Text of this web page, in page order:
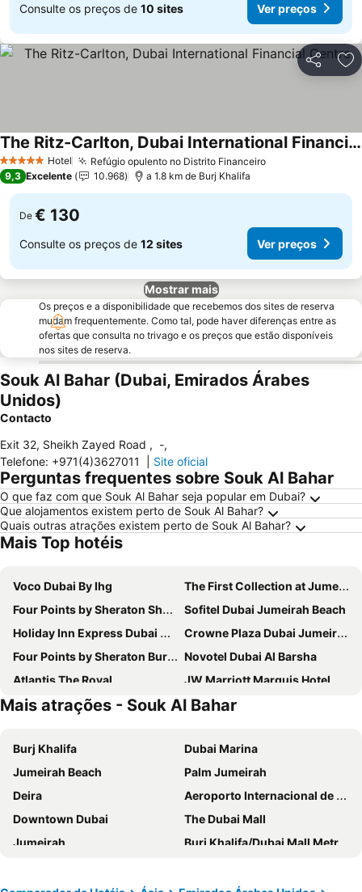
Consulte os preços de 10 sites Ver preços
Partilhar
5 Estrelas Hotel Refúgio opulento no Distrito Financeiro
The Ritz-Carlton, Dubai International Financial Centre
9,3 Excelente 10.968 a 1.8 km de Burj Khalifa
De € 130
Consulte os preços de 12 sites Ver preços
Mostrar mais
Os preços e a disponibilidade que recebemos dos sites de reserva
mudam frequentemente. Como tal, pode haver diferenças entre as
ofertas que consulta no trivago e os preços que estão disponíveis
nos sites de reserva.
Souk Al Bahar (Dubai, Emirados Árabes
Unidos)
Contacto
Exit 32, Sheikh Zayed Road , -,
Telefone: +971(4)3627011 Site oficial
Perguntas frequentes sobre Souk Al Bahar
O que faz com que Souk Al Bahar seja popular em Dubai?
Que alojamentos existem perto de Souk Al Bahar?
Quais outras atrações existem perto de Souk Al Bahar?
Mais Top hotéis
Voco Dubai By Ihg
The First Collection at Jumeirah Village Circle, a Tribute Portfolio Hotel
Four Points by Sheraton Sheikh Zayed Road, Dubai
Sofitel Dubai Jumeirah Beach
Holiday Inn Express Dubai Airport By Ihg
Crowne Plaza Dubai Jumeirah By Ihg
Four Points by Sheraton Bur Dubai
Novotel Dubai Al Barsha
Atlantis The Royal
JW Marriott Marquis Hotel Dubai
Burj Al Arab Jumeirah
Crowne Plaza Dubai Marina By Ihg
Grand Hyatt Dubai
Gevora Hotel
Rose Rayhaan by Rotana
Atana Hotel
Towers Rotana
Intercontinental Hotels Dubai Festival City By Ihg
The Tower Plaza Hotel Dubai
Queen Elizabeth 2
Arabian Park Dubai, an Edge by Rotana Hotel
Fairmont The Palm
Mais atrações - Souk Al Bahar
Burj Khalifa
Dubai Marina
Jumeirah Beach
Palm Jumeirah
Deira
Aeroporto Internacional de Dubai
Downtown Dubai
The Dubai Mall
Jumeirah
Burj Khalifa/Dubai Mall Metro Station
Business Bay
Corniche Beach